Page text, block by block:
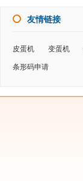
友情链接
皮蛋机 变蛋机
条形码申请